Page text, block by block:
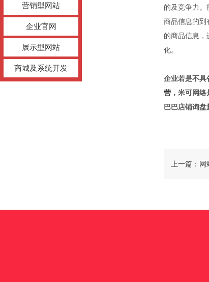
的及竞争力
商品信息的到
的商品信息
化。
企业若是不具
营 ，米可网
巴巴店铺询盘
上一篇：
营销型网站
企业官网
展示型网站
商城及系统开发